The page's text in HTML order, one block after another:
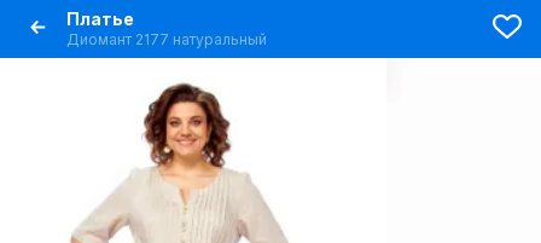
Платье
Диомант 2177 натуральный